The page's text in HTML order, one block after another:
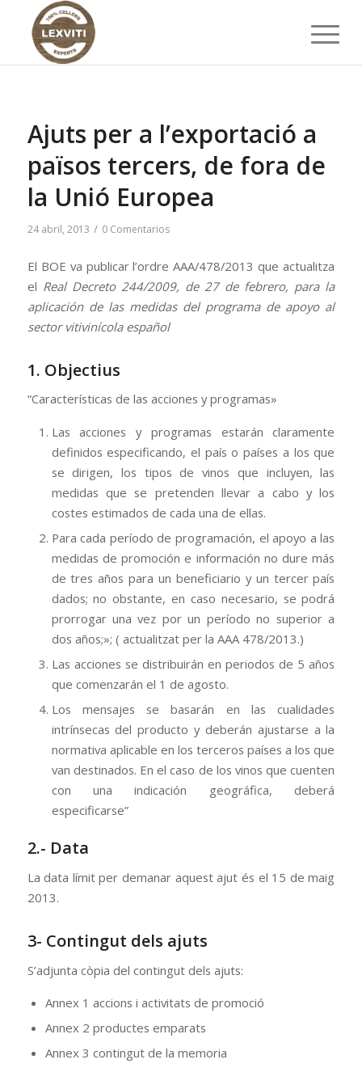
Ajuts per a l’exportació a
països tercers, de fora de
la Unió Europea
24 abril, 2013 / 0 Comentarios
El BOE va publicar l’ordre AAA/478/2013 que actualitza
el Real Decreto 244/2009, de 27 de febrero, para la
aplicación de las medidas del programa de apoyo al
sector vitivinícola español
1. Objectius
“Características de las acciones y programas»
Las acciones y programas estarán claramente
definidos especificando, el país o países a los que
se dirigen, los tipos de vinos que incluyen, las
medidas que se pretenden llevar a cabo y los
costes estimados de cada una de ellas.
Para cada período de programación, el apoyo a las
medidas de promoción e información no dure más
de tres años para un beneficiario y un tercer país
dados; no obstante, en caso necesario, se podrá
prorrogar una vez por un período no superior a
dos años;»; ( actualitzat per la AAA 478/2013.)
Las acciones se distribuirán en periodos de 5 años
que comenzarán el 1 de agosto.
Los mensajes se basarán en las cualidades
intrínsecas del producto y deberán ajustarse a la
normativa aplicable en los terceros países a los que
van destinados. En el caso de los vinos que cuenten
con una indicación geográfica, deberá
especificarse”
2.- Data
La data límit per demanar aquest ajut és el 15 de maig
2013.
3- Contingut dels ajuts
S’adjunta còpia del contingut dels ajuts:
Annex 1 accions i activitats de promoció
Annex 2 productes emparats
Annex 3 contingut de la memoria